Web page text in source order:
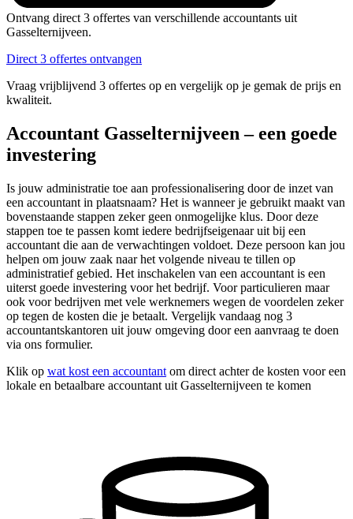
Ontvang direct 3 offertes van verschillende accountants uit
Gasselternijveen.
Direct 3 offertes ontvangen
Vraag vrijblijvend 3 offertes op en vergelijk op je gemak de prijs en
kwaliteit.
Accountant Gasselternijveen – een goede
investering
Is jouw administratie toe aan professionalisering door de inzet van
een accountant in plaatsnaam? Het is wanneer je gebruikt maakt van
bovenstaande stappen zeker geen onmogelijke klus. Door deze
stappen toe te passen komt iedere bedrijfseigenaar uit bij een
accountant die aan de verwachtingen voldoet. Deze persoon kan jou
helpen om jouw zaak naar het volgende niveau te tillen op
administratief gebied. Het inschakelen van een accountant is een
uiterst goede investering voor het bedrijf. Voor particulieren maar
ook voor bedrijven met vele werknemers wegen de voordelen zeker
op tegen de kosten die je betaalt. Vergelijk vandaag nog 3
accountantskantoren uit jouw omgeving door een aanvraag te doen
via ons formulier.
Klik op wat kost een accountant om direct achter de kosten voor een
lokale en betaalbare accountant uit Gasselternijveen te komen